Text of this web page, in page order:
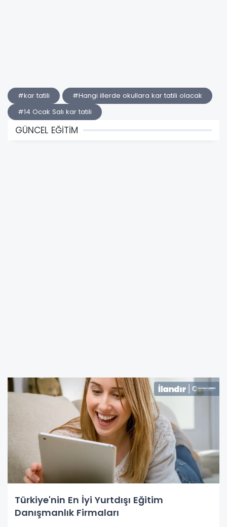
#kar tatili
#Hangi illerde okullara kar tatili olacak
#14 Ocak Salı kar tatili
GÜNCEL EĞİTİM
Türkiye'nin En İyi Yurtdışı Eğitim
Danışmanlık Firmaları